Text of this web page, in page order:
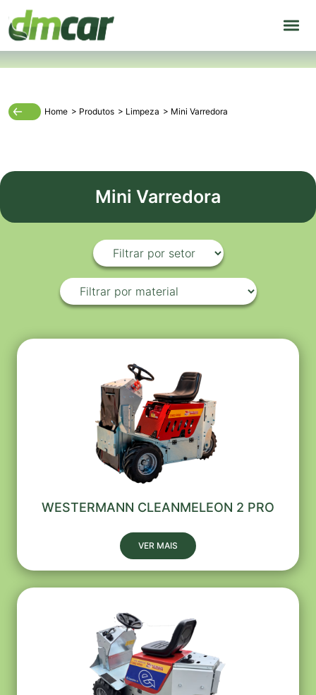
Home > Produtos > Limpeza > Mini Varredora
Mini Varredora
WESTERMANN CLEANMELEON 2 PRO
VER MAIS